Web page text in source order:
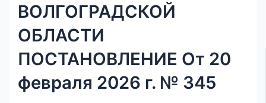
ВОЛГОГРАДСКОЙ
ОБЛАСТИ
ПОСТАНОВЛЕНИЕ От 20
февраля 2026 г. № 345